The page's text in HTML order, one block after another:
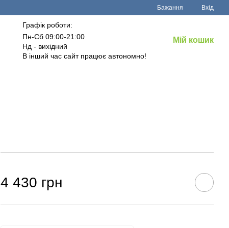
Бажання Вхід
Графік роботи:
Пн-Сб 09:00-21:00
Нд - вихідний
В інший час сайт працює автономно!
Мій кошик
4 430 грн